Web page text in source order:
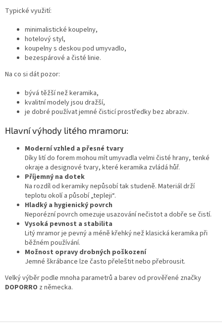
Typické využití:
minimalistické koupelny,
hotelový styl,
koupelny s deskou pod umyvadlo,
bezespárové a čisté linie.
Na co si dát pozor:
bývá těžší než keramika,
kvalitní modely jsou dražší,
je dobré používat jemné čisticí prostředky bez abraziv.
Hlavní výhody litého mramoru:
Moderní vzhled a přesné tvary
Díky lití do forem mohou mít umyvadla velmi čisté hrany, tenké
okraje a designové tvary, které keramika zvládá hůř.
Příjemný na dotek
Na rozdíl od keramiky nepůsobí tak studeně. Materiál drží
teplotu okolí a působí „tepleji“.
Hladký a hygienický povrch
Neporézní povrch omezuje usazování nečistot a dobře se čistí.
Vysoká pevnost a stabilita
Litý mramor je pevný a méně křehký než klasická keramika při
běžném používání.
Možnost opravy drobných poškození
Jemné škrábance lze často přeleštit nebo přebrousit.
Velký výběr podle mnoha parametrů a barev od prověřené značky
DOPORRO z německa.